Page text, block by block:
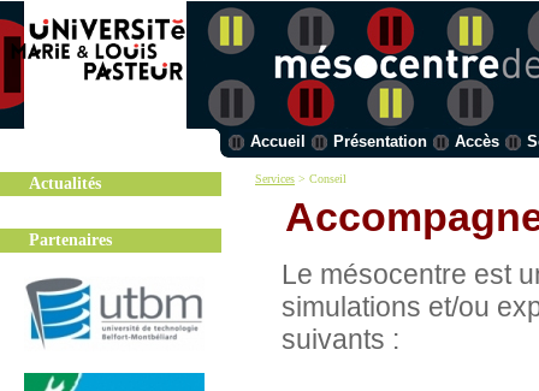
Accueil Présentation Accès
Actualités
Partenaires
Services > Conseil
Le mésocentre est
simulations et/ou
suivants :